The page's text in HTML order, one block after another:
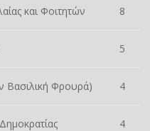
και Φοιτητών 8
5
Βασιλική Φρουρά) 4
4